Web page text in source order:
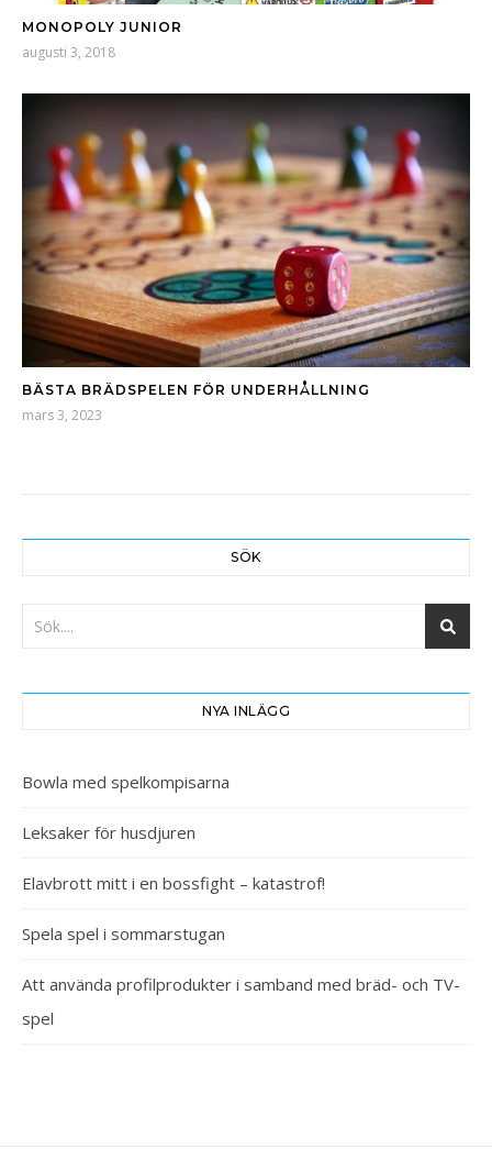
MONOPOLY JUNIOR
augusti 3, 2018
BÄSTA BRÄDSPELEN FÖR UNDERHÅLLNING
mars 3, 2023
SÖK
NYA INLÄGG
Bowla med spelkompisarna
Leksaker för husdjuren
Elavbrott mitt i en bossfight – katastrof!
Spela spel i sommarstugan
Att använda profilprodukter i samband med bräd- och TV-
spel